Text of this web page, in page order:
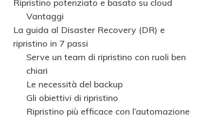
Ripristino potenziato e basato su cloud
Vantaggi
La guida al Disaster Recovery (DR) e
ripristino in 7 passi
Serve un team di ripristino con ruoli ben
chiari
Le necessità del backup
Gli obiettivi di ripristino
Ripristino più efficace con l’automazione